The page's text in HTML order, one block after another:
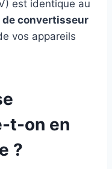
est identique au
de convertisseur
vos appareils
t-on en
?